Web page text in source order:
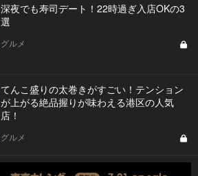
深夜でも寿司デート！22時過ぎ入店OKの3
選
グルメ
てんこ盛りの太巻きがすごい！テンション
が上がる絶品握りが味わえる港区の人気
店！
グルメ